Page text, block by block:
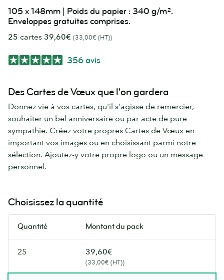
105 x 148mm | Poids du papier : 340 g/m².
Enveloppes gratuites comprises.
25 cartes 39,60€ (33,00€ (HT))
356 avis
Des Cartes de Vœux que l'on gardera
Donnez vie à vos cartes, qu'il s'agisse de remercier,
souhaiter un bel anniversaire ou par acte de pure
sympathie. Créez votre propres Cartes de Vœux en
important vos images ou en choisissant parmi notre
sélection. Ajoutez-y votre propre logo ou un message
personnel.
Choisissez la quantité
Quantité Montant du pack
25 39,60€
(33,00€ (HT))